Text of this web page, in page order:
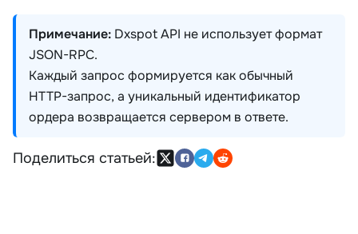
Примечание: Dxspot API не использует формат
JSON-RPC.
Каждый запрос формируется как обычный
HTTP-запрос, а уникальный идентификатор
ордера возвращается сервером в ответе.
Поделиться статьей: